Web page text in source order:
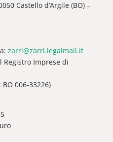
Castello d’Argile (BO) –
zarri@zarri.legalmail.it
Registro Imprese di
006-33226)